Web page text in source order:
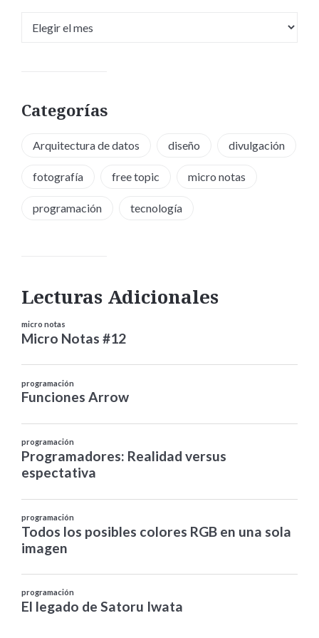
Categorías
Arquitectura de datos diseño divulgación
fotografía free topic micro notas
programación tecnología
Lecturas Adicionales